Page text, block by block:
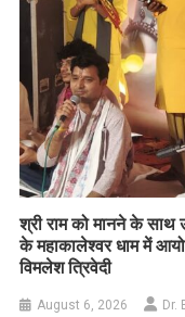
​श्री राम को मानने के
के महाकालेश्वर धाम में
विमलेश त्रिवेदी
August 6, 2026 Dr.